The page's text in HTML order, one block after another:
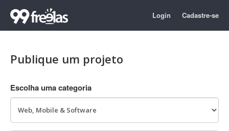
Login Cadastre-se
Publique um projeto
Escolha uma categoria